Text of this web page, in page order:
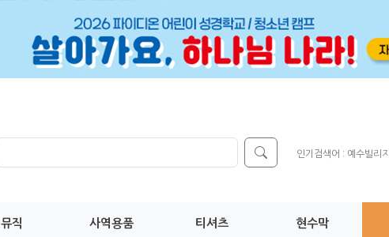
인기검색어 : 예수빌리
뮤직 사역용품 티셔츠 현수막